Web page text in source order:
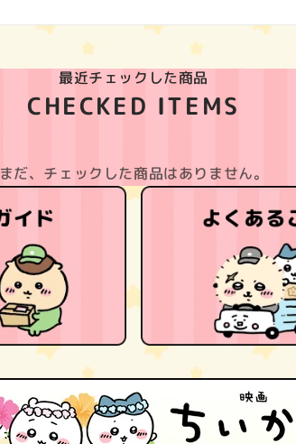
最近チェックした商品
CHECKED ITEMS
まだ、チェックした商品はありません。